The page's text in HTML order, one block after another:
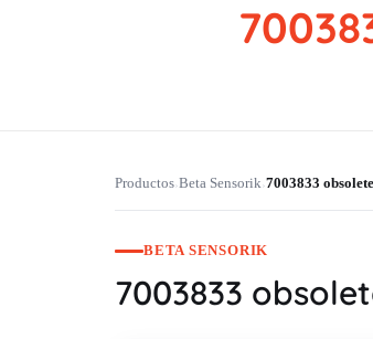
Productos›Beta Sensorik›7003833
BETA SENSORIK
7003833